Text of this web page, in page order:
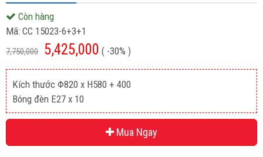
Còn hàng
Mã: CC 15023-6+3+1
7,750,000 5,425,000 ( -30% )
Kích thước Φ820 x H580 + 400
Bóng đèn E27 x 10
Mua Ngay